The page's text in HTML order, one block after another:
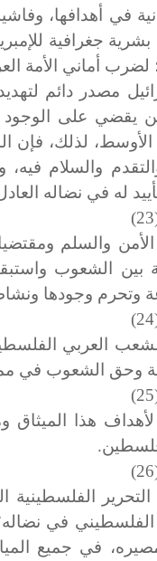
في أهدافها،
بشرية جغرافية
لضرب أماني الأمة
مصدر دائم
يقضي على الوجود
الأوسط، لذلك، فإن
والسلام
له في نضاله
والسلم
بين الشعوب
وتحرم وجودها
العربي
وحق الشعوب في
لأهداف هذا الميثاق
الفلسطيني في
في جميع